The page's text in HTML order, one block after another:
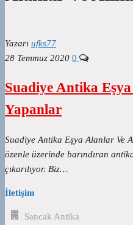
Yazarı ufks77
28 Temmuz 2020 0
Suadiye Antika
Yapanlar
Suadiye Antika Eşya Alanlar Ve
özenle üzerinde barındıran
çıkarılıyor. Biz…
İletişim
Sancak Antika